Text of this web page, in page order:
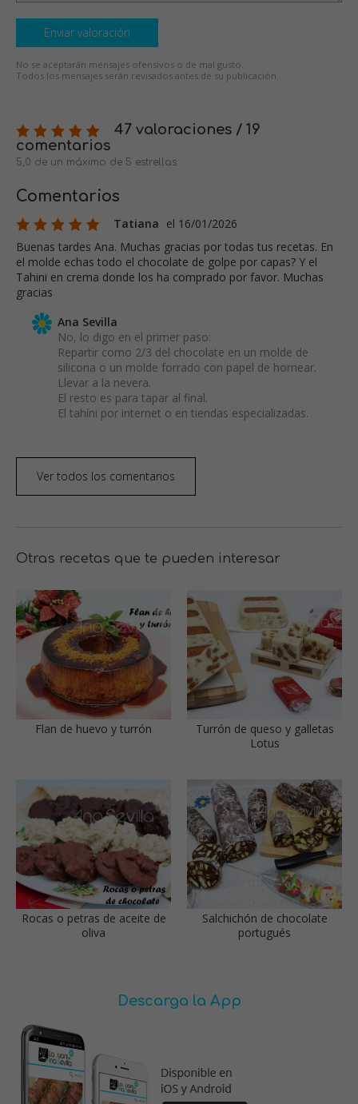
Enviar valoración
No se aceptarán mensajes ofensivos o de mal gusto.
Todos los mensajes serán revisados antes de su publicación.
47 valoraciones / 19
comentarios
5,0 de un máximo de 5 estrellas
Comentarios
Tatiana el 16/01/2026
Buenas tardes Ana. Muchas gracias por todas tus recetas. En
el molde echas todo el chocolate de golpe por capas? Y el
Tahini en crema donde los ha comprado por favor. Muchas
gracias
Ana Sevilla
No, lo digo en el primer paso:
Repartir como 2/3 del chocolate en un molde de
silicona o un molde forrado con papel de hornear.
Llevar a la nevera.
El resto es para tapar al final.
El tahíni por internet o en tiendas especializadas.
Ver todos los comentarios
Otras recetas que te pueden interesar
Flan de huevo y turrón
Turrón de queso y galletas
Lotus
Rocas o petras de aceite de
oliva
Salchichón de chocolate
portugués
Descarga la App